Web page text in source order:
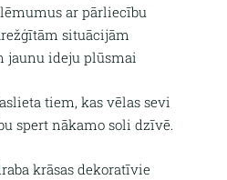
ar pārliecību
situācijām
jaunu ideju plūsmai
tiem, kas vēlas sevi
spert nākamo soli dzīvē.
krāsas dekoratīvie